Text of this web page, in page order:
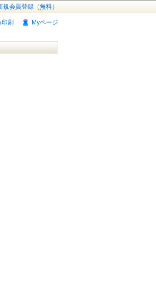
規会員登録（無料）
Myページ
刷